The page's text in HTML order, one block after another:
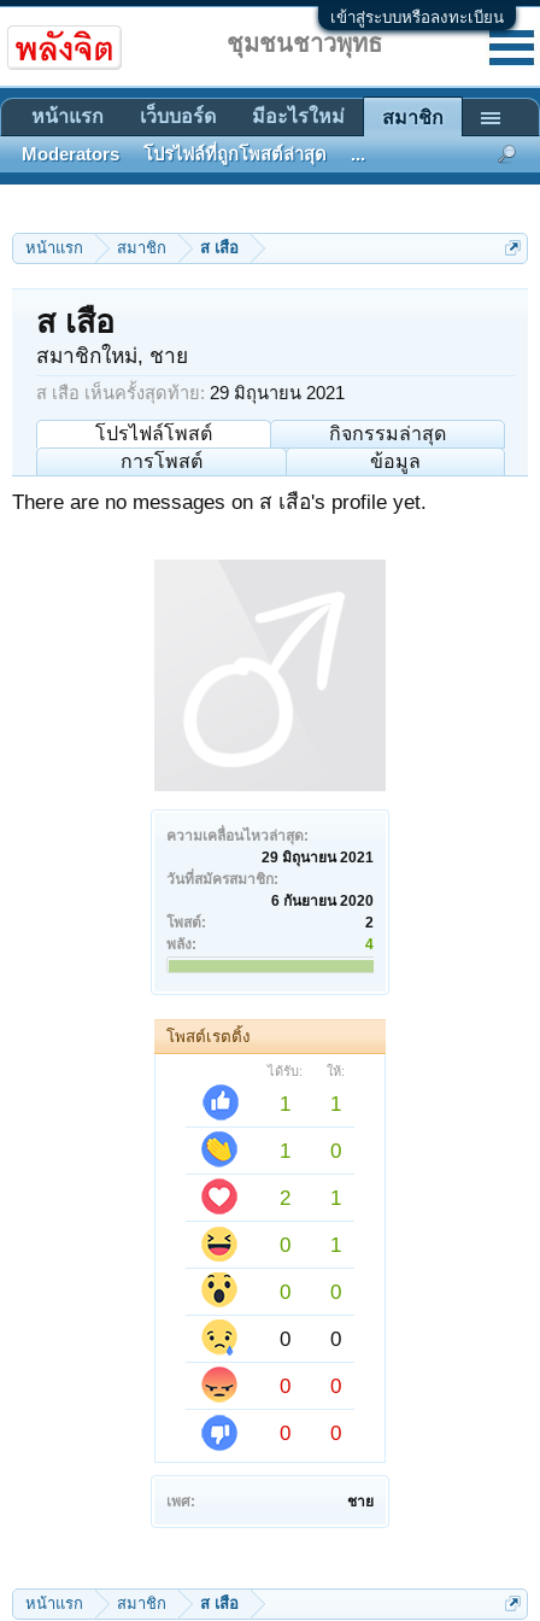
เข้าสู่ระบบหรือลงทะเบียน
หน้าแรก สมาชิก ส เสือ
ความเคลื่อนไหวล่าสุด:
29 มิถุนายน 2021
วันที่สมัครสมาชิก:
6 กันยายน 2020
โพสต์:
2
พลัง:
4
โพสต์เรตติ้ง
ได้รับ: ให้:
1
1
1
0
2
1
0
1
0
0
0
0
0
0
0
0
เพศ: ชาย
ส เสือ
สมาชิกใหม่, ชาย
ส เสือ เห็นครั้งสุดท้าย: 29 มิถุนายน 2021
โปรไฟล์โพสต์
กิจกรรมล่าสุด
การโพสต์
ข้อมูล
There are no messages on ส เสือ's profile yet.
หน้าแรก สมาชิก ส เสือ
ชุมชนชาวพุทธ
หน้าแรก เว็บบอร์ด มีอะไรใหม่ สมาชิก
Moderators โปรไฟล์ที่ถูกโพสต์ล่าสุด ...